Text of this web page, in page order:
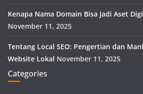
Kenapa Nama Domain Bisa Jadi Aset
November 11, 2025
Tentang Local SEO: Pengertian dan
Website Lokal November 11, 2025
Categories